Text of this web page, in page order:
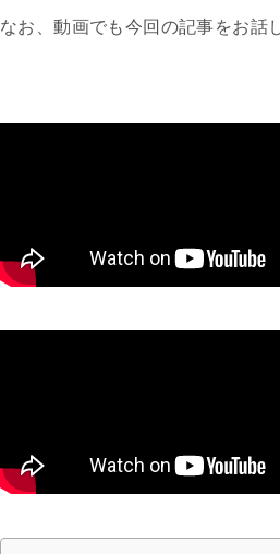
なお、動画でも今回の記事をお話